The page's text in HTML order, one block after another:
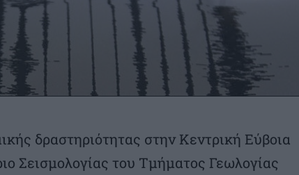
δραστηριότητας στην Κεντρική Εύβοια
Σεισμολογίας του Τμήματος Γεωλογίας